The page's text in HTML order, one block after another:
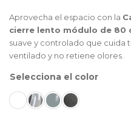
Aprovecha el espacio con la
cierre lento módulo de 80
suave y controlado que cuida
ventilado y no retiene olores.
color